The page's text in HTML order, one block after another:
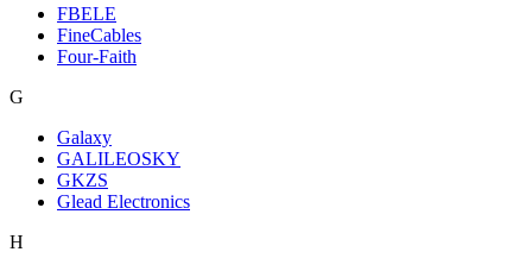
FBELE
FineCables
Four-Faith
G
Galaxy
GALILEOSKY
GKZS
Glead Electronics
H